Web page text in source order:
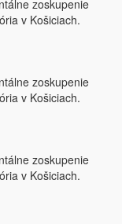
zoskupenie
v Košiciach.
zoskupenie
v Košiciach.
zoskupenie
v Košiciach.